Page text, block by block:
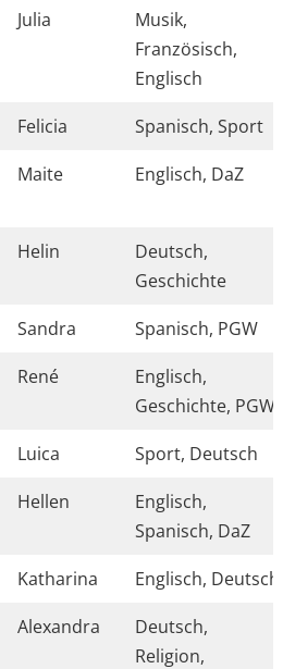
Julia
Musik,
Französisch,
Englisch
Felicia
Spanisch, Sport
Maite Englisch, DaZ
Helin
Deutsch,
Geschichte
Sandra
Spanisch, PGW
René
Englisch,
Geschichte, PGW
Luica
Sport, Deutsch
Hellen
Englisch,
Spanisch, DaZ
Katharina
Englisch, Deutsch
Alexandra
Deutsch,
Religion,